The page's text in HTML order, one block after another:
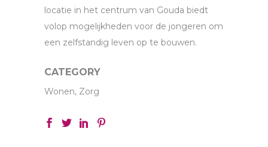
locatie in het centrum van Gouda biedt
volop mogelijkheden voor de jongeren om
een zelfstandig leven op te bouwen.
CATEGORY
Wonen, Zorg